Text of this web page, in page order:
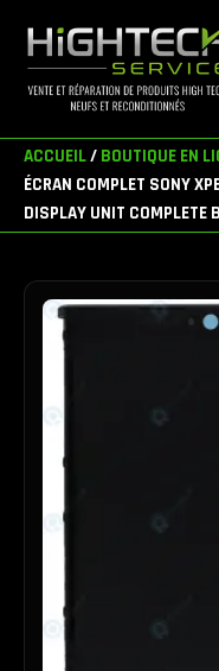
contenu
ACCUEIL/ BOUTIQUE EN
ÉCRAN COMPLET SONY
DISPLAY UNIT COMPLETE